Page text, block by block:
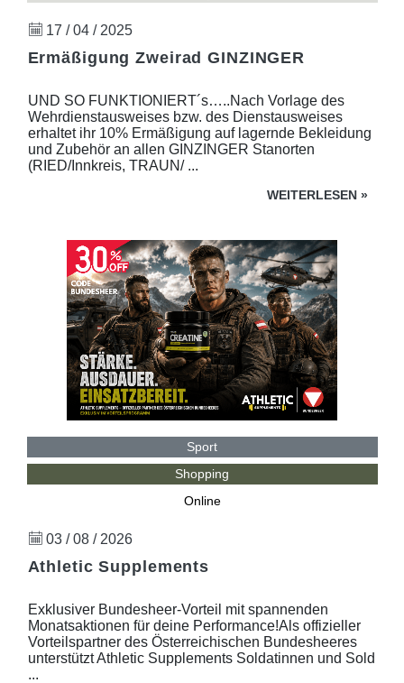
17 / 04 / 2025
Ermäßigung Zweirad GINZINGER
UND SO FUNKTIONIERT´s…..Nach Vorlage des
Wehrdienstausweises bzw. des Dienstausweises
erhaltet ihr 10% Ermäßigung auf lagernde Bekleidung
und Zubehör an allen GINZINGER Stanorten
(RIED/Innkreis, TRAUN/ ...
WEITERLESEN »
Sport
Shopping
Online
03 / 08 / 2026
Athletic Supplements
Exklusiver Bundesheer-Vorteil mit spannenden
Monatsaktionen für deine Performance!Als offizieller
Vorteilspartner des Österreichischen Bundesheeres
unterstützt Athletic Supplements Soldatinnen und Sold
...